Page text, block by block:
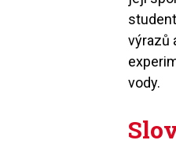
výrazů
vody.